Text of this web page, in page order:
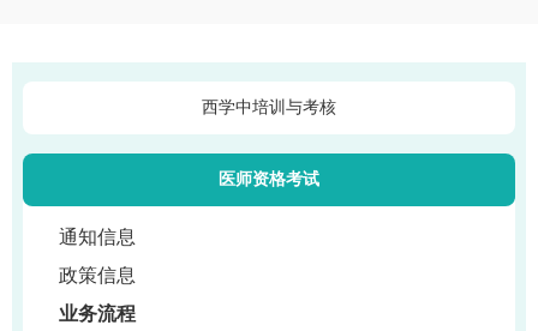
西学中培训与考核
医师资格考试
通知信息
政策信息
业务流程